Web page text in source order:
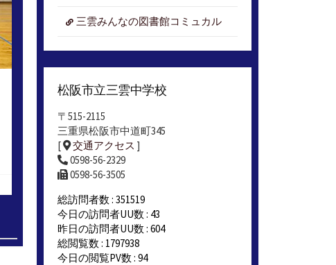
三雲みんなの図書館コミュカル
松阪市立三雲中学校
〒515-2115
三重県松阪市中道町345
[
交通アクセス ]
0598-56-2329
0598-56-3505
総訪問者数 : 351519
今日の訪問者UU数 : 43
昨日の訪問者UU数 : 604
総閲覧数 : 1797938
今日の閲覧PV数 : 94